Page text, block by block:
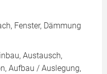
Fenster, Dämmung
Austausch,
Aufbau / Auslegung,